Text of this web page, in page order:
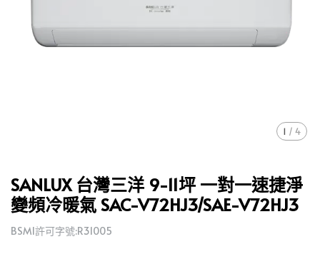
1 / 4
SANLUX 台灣三洋 9-11坪 一對一速捷淨
變頻冷暖氣 SAC-V72HJ3/SAE-V72HJ3
BSMI許可字號:R31005